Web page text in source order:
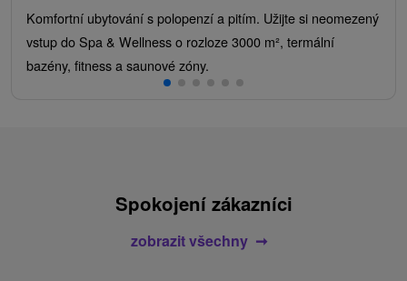
Komfortní ubytování s polopenzí a pitím. Užijte si neomezený
vstup do Spa & Wellness o rozloze 3000 m², termální
bazény, fitness a saunové zóny.
Spokojení zákazníci
zobrazit všechny